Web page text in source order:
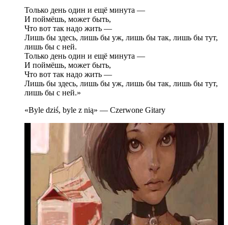
Только день один и ещё минута —
И поймёшь, может быть,
Что вот так надо жить —
Лишь бы здесь, лишь бы уж, лишь бы так, лишь бы тут,
лишь бы с ней.
Только день один и ещё минута —
И поймёшь, может быть,
Что вот так надо жить —
Лишь бы здесь, лишь бы уж, лишь бы так, лишь бы тут,
лишь бы с ней.»
«Byle dziś, byle z nią» — Czerwone Gitary